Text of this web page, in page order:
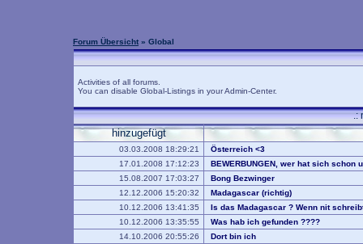
Forum Übersicht » Global
Activities of all forums.
You can disable Global-Listings in your Admin-Center.
.:
hinzugefügt
03.03.2008 18:29:21
Österreich <3
17.01.2008 17:12:23
BEWERBUNGEN, wer hat sich schon
15.08.2007 17:03:27
Bong Bezwinger
12.12.2006 15:20:32
Madagascar (richtig)
10.12.2006 13:41:35
Is das Madagascar ? Wenn nit
10.12.2006 13:35:55
Was hab ich gefunden ????
14.10.2006 20:55:26
Dort bin ich